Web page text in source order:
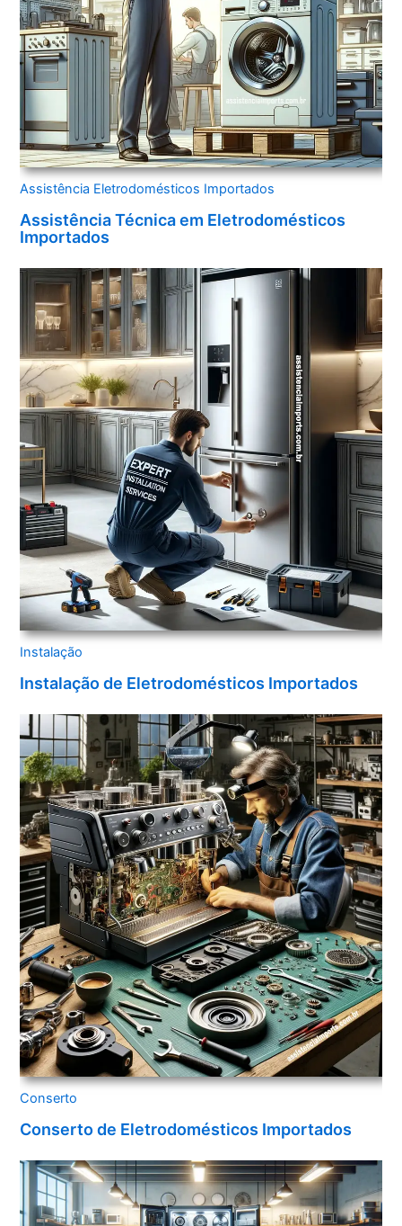
Assistência Eletrodomésticos Importados
Assistência Técnica em Eletrodomésticos
Importados
Instalação
Instalação de Eletrodomésticos Importados
Conserto
Conserto de Eletrodomésticos Importados